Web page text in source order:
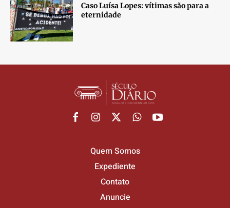
Caso Luísa Lopes: vítimas são para a
eternidade
Quem Somos
Expediente
Contato
Anuncie